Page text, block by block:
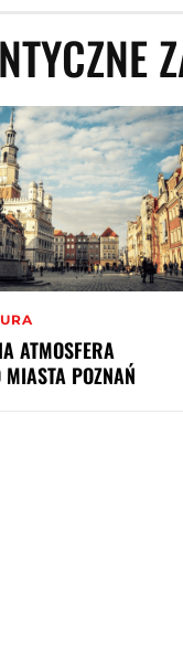
ATMOSFERA
MIASTA POZNAŃ